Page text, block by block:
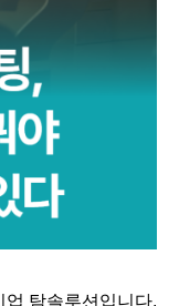
탐솔루션입니다.